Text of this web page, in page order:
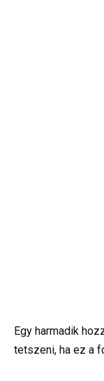
Egy harmadik
tetszeni, ha ez a